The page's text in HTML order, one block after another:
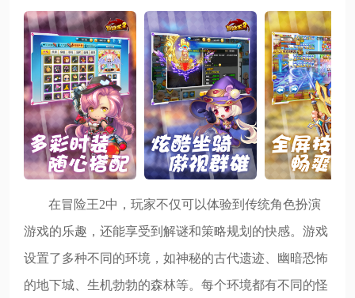
在冒险王2中，玩家不仅可以体验到传统角色扮演
游戏的乐趣，还能享受到解谜和策略规划的快感。游戏
设置了多种不同的环境，如神秘的古代遗迹、幽暗恐怖
的地下城、生机勃勃的森林等。每个环境都有不同的怪